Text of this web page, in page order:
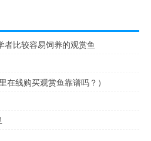
者比较容易饲养的观赏鱼
在线购买观赏鱼靠谱吗？）